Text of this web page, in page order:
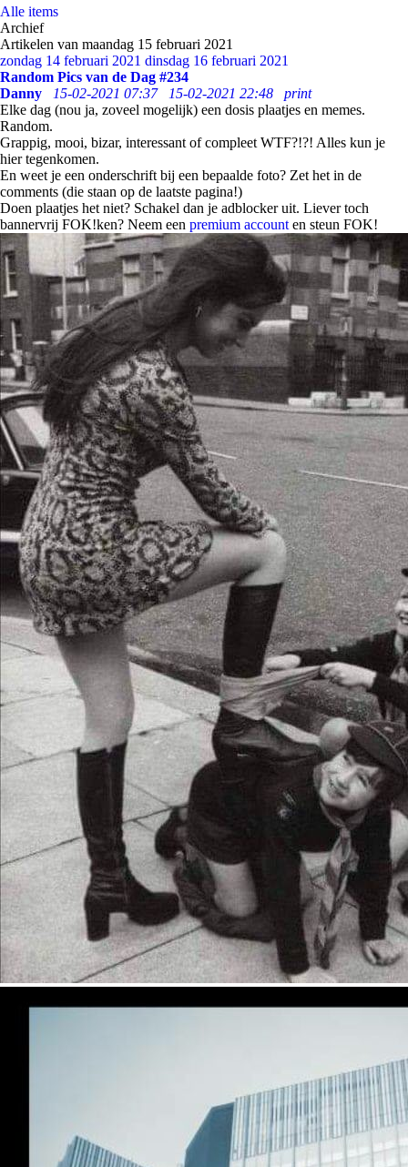
Alle items
Archief
Artikelen van maandag 15 februari 2021
zondag 14 februari 2021 dinsdag 16 februari 2021
Random Pics van de Dag #234
Danny
15-02-2021 07:37 15-02-2021 22:48
print
Elke dag (nou ja, zoveel mogelijk) een dosis plaatjes en memes.
Random.
Grappig, mooi, bizar, interessant of compleet WTF?!?! Alles kun je
hier tegenkomen.
En weet je een onderschrift bij een bepaalde foto? Zet het in de
comments (die staan op de laatste pagina!)
Doen plaatjes het niet? Schakel dan je adblocker uit. Liever toch
bannervrij FOK!ken? Neem een premium account en steun FOK!